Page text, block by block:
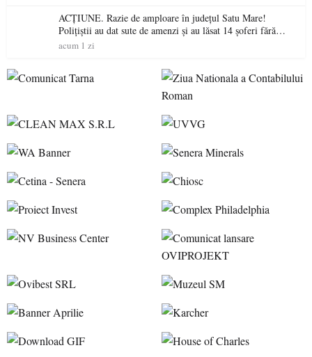
ACȚIUNE. Razie de amploare în județul Satu Mare!
Polițiștii au dat sute de amenzi și au lăsat 14 șoferi fără
permis într-o singură zi
acum 1 zi